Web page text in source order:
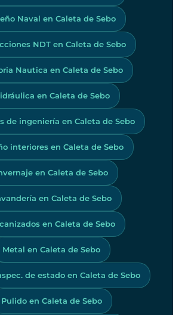
Naval en Caleta de Sebo
NDT en Caleta de Sebo
Nautica en Caleta de Sebo
en Caleta de Sebo
de ingeniería en Caleta de Sebo
interiores en Caleta de Sebo
en Caleta de Sebo
en Caleta de Sebo
en Caleta de Sebo
Metal en Caleta de Sebo
de estado en Caleta de Sebo
Pulido en Caleta de Sebo